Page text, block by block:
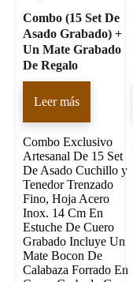
Combo (15 Set De
Asado Grabado) +
Un Mate Grabado
De Regalo
Leer más
Combo Exclusivo
Artesanal De 15 Set
De Asado Cuchillo y
Tenedor Trenzado
Fino, Hoja Acero
Inox. 14 Cm En
Estuche De Cuero
Grabado Incluye Un
Mate Bocon De
Calabaza Forrado En